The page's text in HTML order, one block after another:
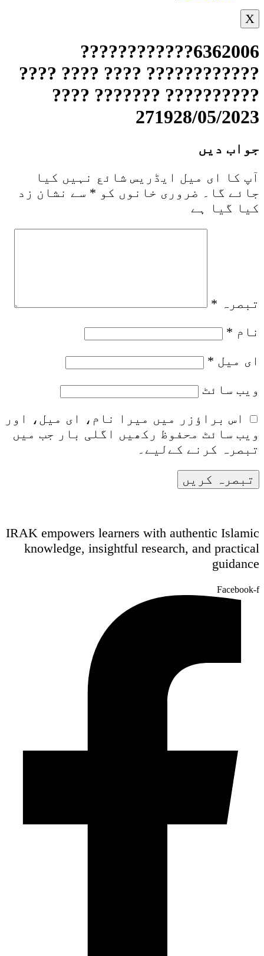
X
6362006????????????
???????????? ???? ???? ????
?????????? ??????? ????
271928/05/2023
جواب دیں
آپ کا ای میل ایڈریس شائع نہیں کیا
جائے گا۔
ضروری خانوں کو * سے نشان زد
کیا گیا ہے
تبصرہ *
نام *
ای میل *
ویب‌ سائٹ
اس براؤزر میں میرا نام، ای میل، اور
ویب سائٹ محفوظ رکھیں اگلی بار جب میں
تبصرہ کرنے کےلیے۔
IRAK empowers learners with authentic Islamic
knowledge, insightful research, and practical
guidance
Facebook-f